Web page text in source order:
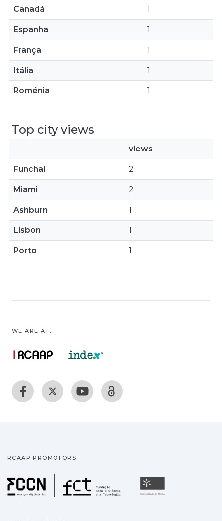
Canadá 1
Espanha 1
França 1
Itália 1
Roménia 1
Top city views
views
Funchal 2
Miami 2
Ashburn 1
Lisbon 1
Porto 1
WE ARE AT:
RCAAP PROMOTORS
Fundação para a